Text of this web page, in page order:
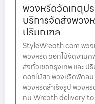
พวงหรีดวัดเกตุป
บริการจัดส่งพวง
ปริมณฑล
StyleWreath.com พวง
พวงหรีด ดอกไม้จัดงานศ
ส่งทั่วเขตกรุงเทพ และ
ดอกไม้สด พวงหรีดพัดล
พวงหรีดสำเร็จรูป พวง
ทม Wreath delivery